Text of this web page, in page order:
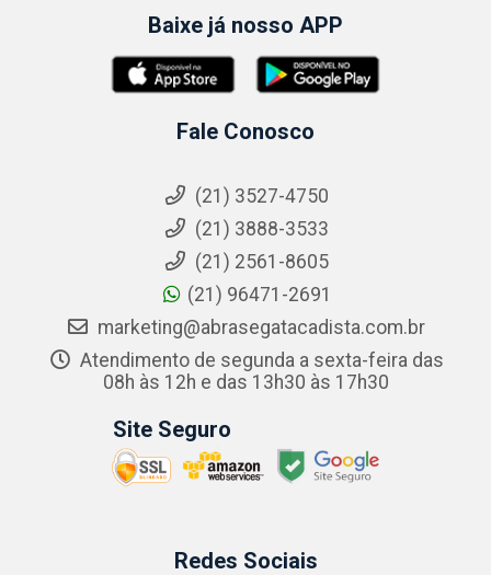
Baixe já nosso APP
Fale Conosco
(21) 3527-4750
(21) 3888-3533
(21) 2561-8605
(21) 96471-2691
marketing@abrasegatacadista.com.br
Atendimento de segunda a sexta-feira das
08h às 12h e das 13h30 às 17h30
Site Seguro
Redes Sociais